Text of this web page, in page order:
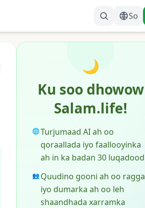
So
🌙
Ku soo dhowow
Salam.life!
🌐Turjumaad AI ah oo
qoraallada iyo faallooyinka
ah in ka badan 30 luqadood
👥 Quudino gooni ah oo ragga
iyo dumarka ah oo leh
shaandhada xarramka